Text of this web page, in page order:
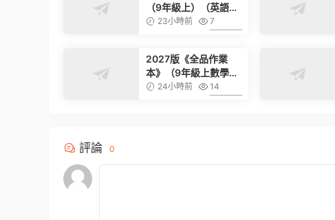
（9年級上）（英語）
（滬教版）
23小時前
7
2027版《全品作業
本》（9年級上數學）
（人教版）
24小時前
14
評論 0